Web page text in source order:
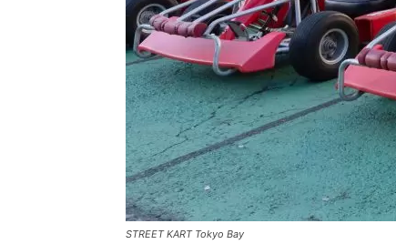
STREET KART Tokyo Bay